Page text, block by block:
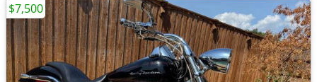
$7,500